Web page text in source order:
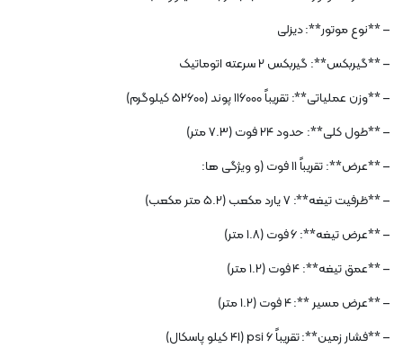
– **نوع موتور**: دیزلی
– **گیربکس**: گیربکس 2 سرعته اتوماتیک
– **وزن عملیاتی**: تقریباً 116000 پوند (52600 کیلوگرم)
– **طول کلی**: حدود 24 فوت (7.3 متر)
– **عرض**: تقریباً 11 فوت (و ویژگی ها:
– **ظرفیت تیغه**: 7 یارد مکعب (5.2 متر مکعب)
– **عرض تیغه**: 6 فوت (1.8 متر)
– **عمق تیغه**: 4 فوت (1.2 متر)
– **عرض مسیر **: 4 فوت (1.2 متر)
– **فشار زمین**: تقریباً 6 psi (41 کیلو پاسکال)